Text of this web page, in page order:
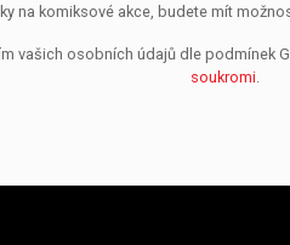
na komiksové akce, budete mít
vašich osobních údajů dle podmínek
soukromi.